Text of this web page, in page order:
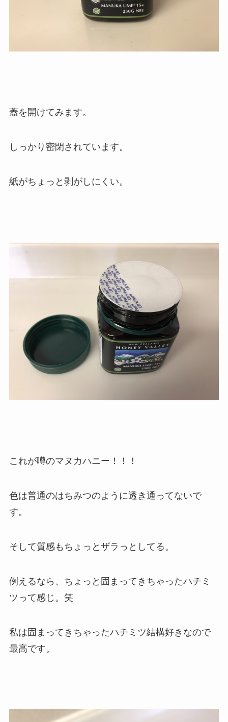
蓋を開けてみます。
しっかり密閉されています。
紙がちょっと剥がしにくい。
これが噂のマヌカハニー！！！
色は普通のはちみつのように透き通ってないで
す。
そして質感もちょっとザラっとしてる。
例えるなら、ちょっと固まってきちゃったハチミ
ツって感じ。笑
私は固まってきちゃったハチミツ結構好きなので
最高です。